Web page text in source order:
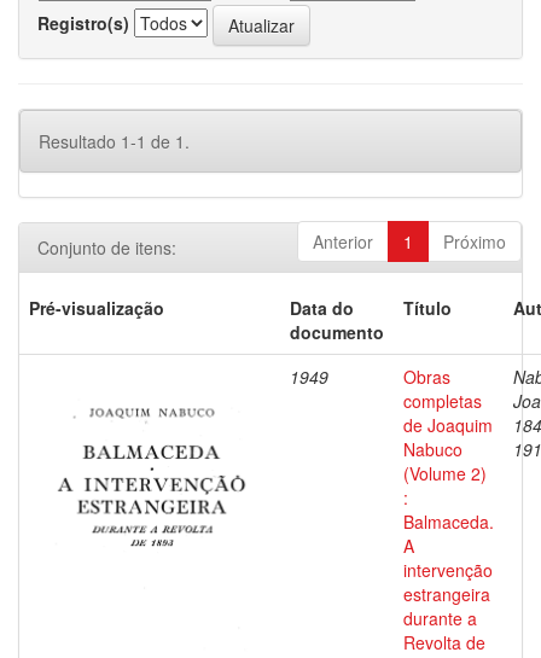
Registro(s)
Resultado 1-1 de 1.
Anterior 1 Próximo
Conjunto de itens:
Pré-visualização
Data do
documento
Título
1949
Obras
completas
de Joaquim
Nabuco
(Volume 2)
:
Balmaceda.
A
intervenção
estrangeira
durante a
Revolta de